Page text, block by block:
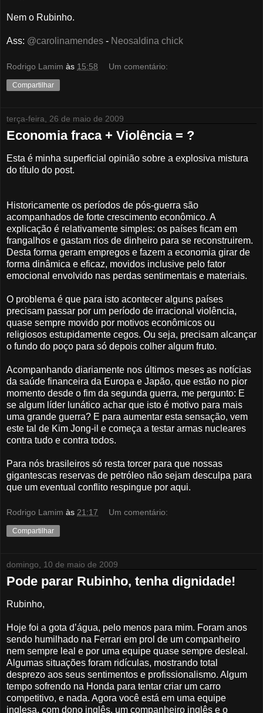
Nem o Rubinho.
Ass: @carolinamendes - Neosaldina chick
Rodrigo Lamim às 15:58 Um comentário:
Compartilhar
terça-feira, 26 de maio de 2009
Economia fraca + Violência = ?
Esta é minha superficial opinião sobre a explosiva mistura
do título do post.
Historicamente os períodos de pós-guerra são
acompanhados de forte crescimento econômico. A
explicação é relativamente simples: os países ficam em
frangalhos e gastam rios de dinheiro para se reconstruirem.
Desta forma geram empregos e fazem a economia girar de
forma dinâmica e eficaz, movidos inclusive pelo fator
emocional envolvido nas perdas sentimentais e materiais.
O problema é que para isto acontecer alguns países
precisam passar por um período de irracional violência,
quase sempre movido por motivos econômicos ou
religiosos estupidamente cegos. Ou seja, precisam alcançar
o fundo do poço para só depois colher algum fruto.
Acompanhando diariamente nos últimos meses as notícias
da saúde financeira da Europa e Japão, que estão no pior
momento desde o fim da segunda guerra, me pergunto: E
se algum líder lunático achar que isto é motivo para mais
uma grande guerra? E para aumentar esta sensação, vem
este tal de Kim Jong-il e começa a testar armas nucleares
contra tudo e contra todos.
Para nós brasileiros só resta torcer para que nossas
gigantescas reservas de petróleo não sejam desculpa para
que um eventual conflito respingue por aqui.
Rodrigo Lamim às 21:17 Um comentário:
Compartilhar
domingo, 10 de maio de 2009
Pode parar Rubinho, tenha dignidade!
Rubinho,
Hoje foi a gota d’água, pelo menos para mim. Foram anos
sendo humilhado na Ferrari em prol de um companheiro
nem sempre leal e por uma equipe quase sempre desleal.
Algumas situações foram ridículas, mostrando total
desprezo aos seus sentimentos e profissionalismo. Algum
tempo sofrendo na Honda para tentar criar um carro
competitivo, e nada. Agora você está em uma equipe
inglesa, com dono inglês, um companheiro inglês e o